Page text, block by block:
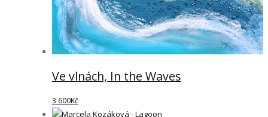
Ve vlnách, In the Waves
3 600Kč